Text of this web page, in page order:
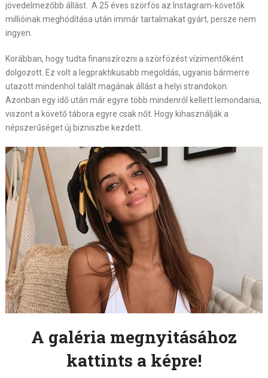
jövedelmezőbb állást. A 25 éves szörfös az Instagram-követők
millióinak meghódítása után immár tartalmakat gyárt, persze nem
ingyen.
Korábban, hogy tudta finanszírozni a szörfözést vízimentőként
dolgozott. Ez volt a legpraktikusabb megoldás, ugyanis bármerre
utazott mindenhol talált magának állást a helyi strandokon.
Azonban egy idő után már egyre több mindenről kellett lemondania,
viszont a követő tábora egyre csak nőt. Hogy kihasználják a
népszerűséget új bizniszbe kezdett.
A galéria megnyitásához
kattints a képre!